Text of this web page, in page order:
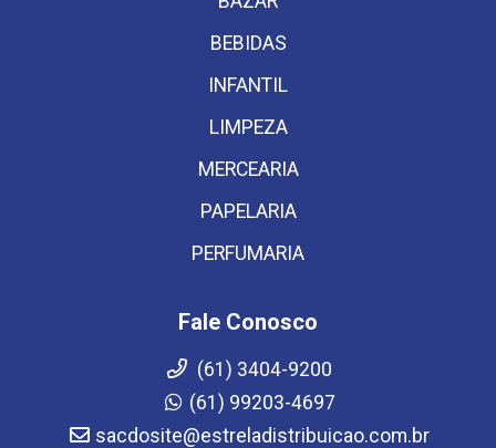
BEBIDAS
INFANTIL
LIMPEZA
MERCEARIA
PAPELARIA
PERFUMARIA
Fale Conosco
(61) 3404-9200
(61) 99203-4697
sacdosite@estreladistribuicao.com.br